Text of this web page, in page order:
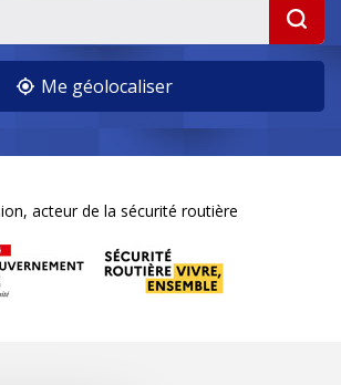
Me géolocaliser
acteur de la sécurité routière